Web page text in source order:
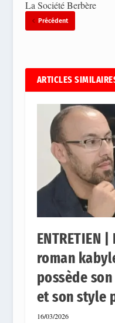
La Société Berbère
Précédent
ARTICLES
ENTRETIEN
roman
possède
et son style
16/03/2026